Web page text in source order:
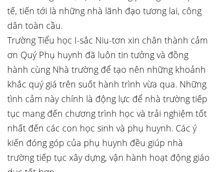
tế, tiến tới là những nhà lãnh đạo tương lai, công
dân toàn cầu.
Trường Tiểu học I-sắc Niu-tơn xin chân thành cảm
ơn Quý Phụ huynh đã luôn tin tưởng và đồng
hành cùng Nhà trường để tạo nên những khoảnh
khắc quý giá trên suốt hành trình vừa qua. Những
tình cảm này chính là động lực để nhà trường tiếp
tục mang đến chương trình học và trải nghiệm tốt
nhất đến các con học sinh và phụ huynh. Các ý
kiến đóng góp của phụ huynh đều giúp nhà
trường tiếp tục xây dựng, vận hành hoạt động giáo